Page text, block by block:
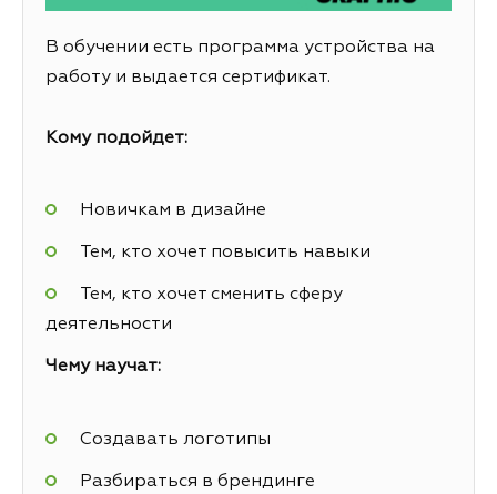
В обучении есть программа устройства на
работу и выдается сертификат.
Кому подойдет:
Новичкам в дизайне
Тем, кто хочет повысить навыки
Тем, кто хочет сменить сферу
деятельности
Чему научат:
Создавать логотипы
Разбираться в брендинге